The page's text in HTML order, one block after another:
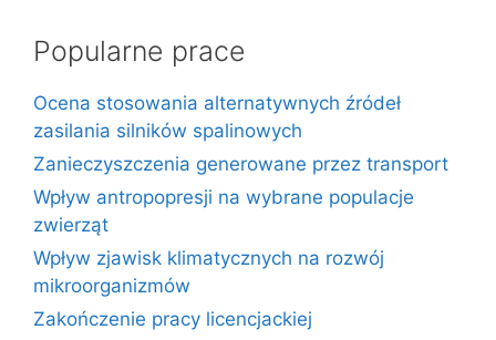
Popularne prace
Ocena stosowania alternatywnych źródeł
zasilania silników spalinowych
Zanieczyszczenia generowane przez transport
Wpływ antropopresji na wybrane populacje
zwierząt
Wpływ zjawisk klimatycznych na rozwój
mikroorganizmów
Zakończenie pracy licencjackiej